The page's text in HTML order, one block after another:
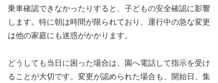
乗車確認できなかったりすると、子どもの安全確認に影響
します。特に朝は時間が限られており、運行中の急な変更
は他の家庭にも迷惑がかかります。
どうしても当日に困った場合は、園へ電話して指示を受け
ることが大切です。変更が認められた場合も、開始日、集